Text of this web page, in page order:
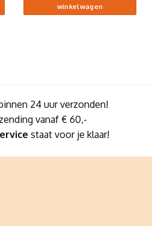
winkelwagen
24 uur verzonden!
vanaf € 60,-
staat voor je klaar!